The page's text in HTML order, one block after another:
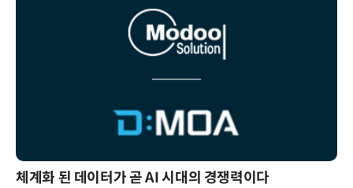
체계화 된 데이터가 곧 AI 시대의 경쟁력이다